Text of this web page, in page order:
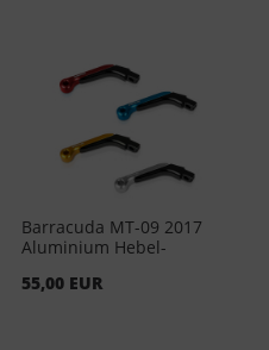
Barracuda MT-09 2017
Aluminium Hebel-
55,00 EUR